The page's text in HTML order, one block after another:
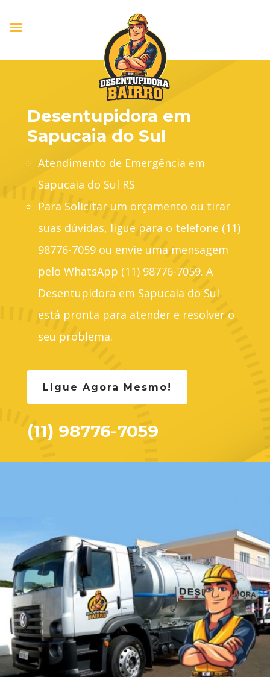
Desentupidora em
Sapucaia do Sul
Atendimento de Emergência em
Sapucaia do Sul RS
Para Solicitar um orçamento ou tirar
suas dúvidas, ligue para o telefone (11)
98776-7059 ou envie uma mensagem
pelo WhatsApp (11) 98776-7059. A
Desentupidora em Sapucaia do Sul
está pronta para atender e resolver o
seu problema.
Ligue Agora Mesmo!
(11) 98776-7059